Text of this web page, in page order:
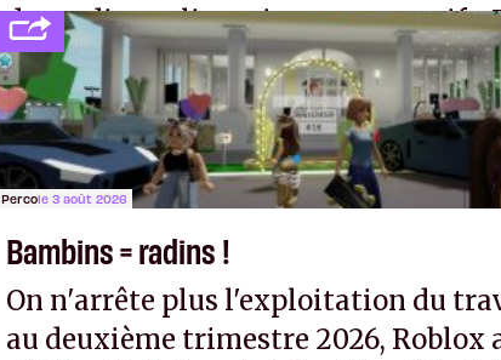
de studios et licenciements massifs.
FCet Battlefield, puis virer le reste.P.
Percole 3 août 2026
Bambins = radins !
On n'arrête plus l'exploitation du
au deuxième trimestre 2026, Roblox